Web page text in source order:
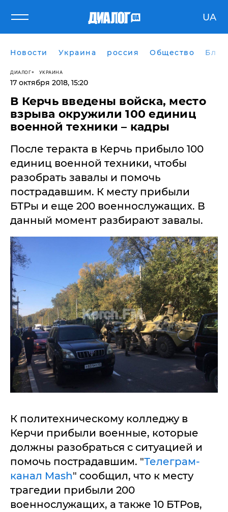
UA
Новости Украина россия Общество
ДИАЛОГ УКРАИНА
17 октября 2018, 15:20
В Керчь введены войска, место
взрыва окружили 100 единиц
военной техники – кадры
После теракта в Керчь прибыло 100
единиц военной техники, чтобы
разобрать завалы и помочь
пострадавшим. К месту прибыли
БТРы и еще 200 военнослужащих. В
данный момент разбирают завалы.
К политехническому колледжу в
Керчи прибыли военные, которые
должны разобраться с ситуацией и
помочь пострадавшим. "Телеграм-
канал Mash" сообщил, что к месту
трагедии прибыли 200
военнослужащих, а также 10 БТРов,